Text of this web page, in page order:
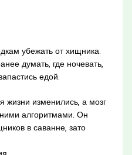
убежать от хищника.
думать, где ночевать,
едой.
жизни изменились, а мозг
алгоритмами. Он
в саванне, зато